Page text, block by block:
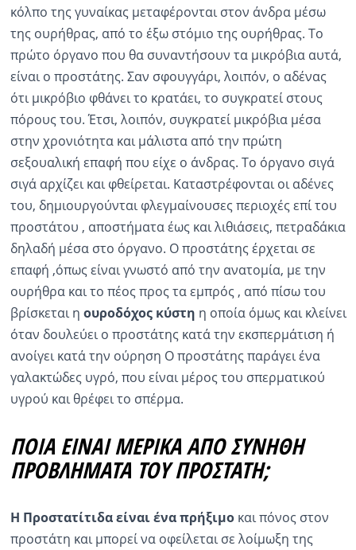
κόλπο της γυναίκας μεταφέρονται στον άνδρα μέσω
της ουρήθρας, από το έξω στόμιο της ουρήθρας. Το
πρώτο όργανο που θα συναντήσουν τα μικρόβια αυτά,
είναι ο προστάτης. Σαν σφουγγάρι, λοιπόν, o αδένας
ότι μικρόβιο φθάνει το κρατάει, το συγκρατεί στους
πόρους του. Έτσι, λοιπόν, συγκρατεί μικρόβια μέσα
στην χρονιότητα και μάλιστα από την πρώτη
σεξουαλική επαφή που είχε ο άνδρας. Το όργανο σιγά
σιγά αρχίζει και φθείρεται. Καταστρέφονται οι αδένες
του, δημιουργούνται φλεγμαίνουσες περιοχές επί του
προστάτου , αποστήματα έως και λιθιάσεις, πετραδάκια
δηλαδή μέσα στο όργανο. Ο προστάτης έρχεται σε
επαφή ,όπως είναι γνωστό από την ανατομία, με την
ουρήθρα και το πέος προς τα εμπρός , από πίσω του
βρίσκεται η ουροδόχος κύστη η οποία όμως και κλείνει
όταν δουλεύει ο προστάτης κατά την εκσπερμάτιση ή
ανοίγει κατά την ούρηση Ο προστάτης παράγει ένα
γαλακτώδες υγρό, που είναι μέρος του σπερματικού
υγρού και θρέφει το σπέρμα.
ΠΟΙΑ ΕΙΝΑΙ ΜΕΡΙΚΑ ΑΠΟ ΣΥΝΗΘΗ
ΠΡΟΒΛΗΜΑΤΑ ΤΟΥ ΠΡΟΣΤΑΤΗ;
Η Προστατίτιδα είναι ένα πρήξιμο και πόνος στον
προστάτη και μπορεί να οφείλεται σε λοίμωξη της